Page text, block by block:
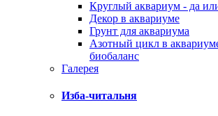
Круглый аквариум - да
Декор в аквариуме
Грунт для аквариума
Азотный цикл в
биобаланс
Галерея
Изба-читальня